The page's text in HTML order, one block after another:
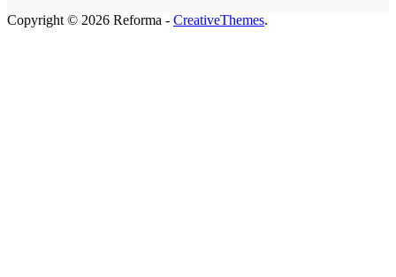
Copyright © 2026 Reforma - CreativeThemes.